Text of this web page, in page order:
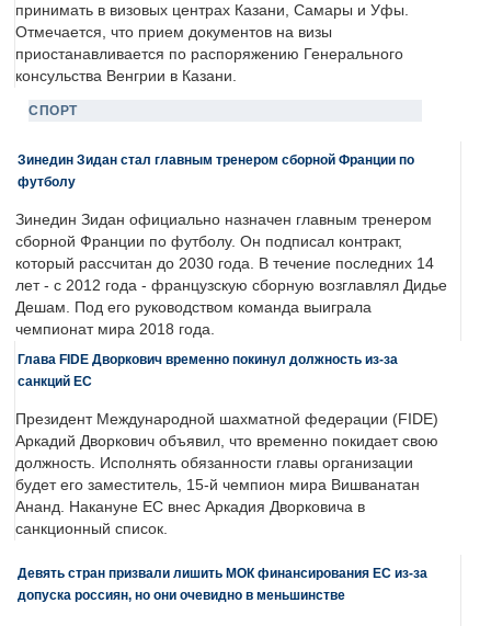
принимать в визовых центрах Казани, Самары и Уфы.
Отмечается, что прием документов на визы
приостанавливается по распоряжению Генерального
консульства Венгрии в Казани.
СПОРТ
Зинедин Зидан стал главным тренером сборной Франции по
футболу
Зинедин Зидан официально назначен главным тренером
сборной Франции по футболу. Он подписал контракт,
который рассчитан до 2030 года. В течение последних 14
лет - с 2012 года - французскую сборную возглавлял Дидье
Дешам. Под его руководством команда выиграла
чемпионат мира 2018 года.
Глава FIDE Дворкович временно покинул должность из-за
санкций ЕС
Президент Международной шахматной федерации (FIDE)
Аркадий Дворкович объявил, что временно покидает свою
должность. Исполнять обязанности главы организации
будет его заместитель, 15-й чемпион мира Вишванатан
Ананд. Накануне ЕС внес Аркадия Дворковича в
санкционный список.
Девять стран призвали лишить МОК финансирования ЕС из-за
допуска россиян, но они очевидно в меньшинстве